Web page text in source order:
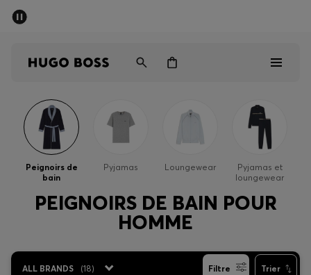
Dernières offres
Homme
Femme
Cadeaux
Peignoirs de
bain
Pyjamas Loungewear
Pyjamas et
loungewear
PEIGNOIRS DE BAIN POUR
HOMME
ALL BRANDS (18) Filtre Trier